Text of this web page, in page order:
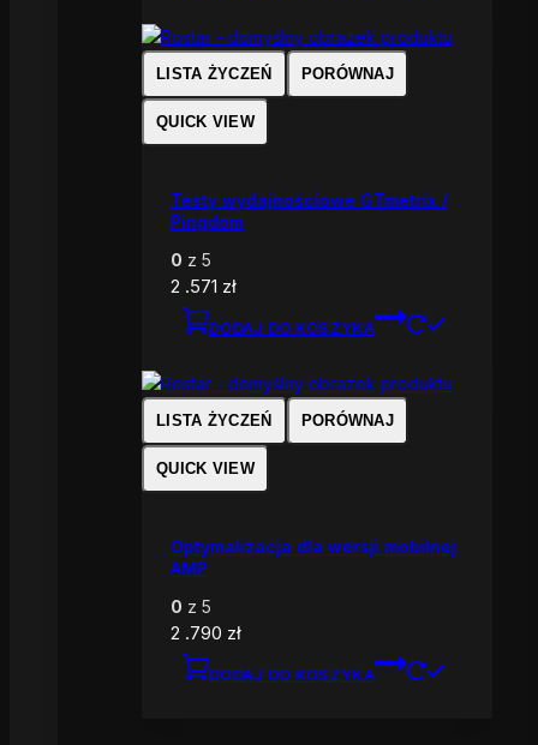
LISTA ŻYCZEŃ PORÓWNAJ
QUICK VIEW
Testy wydajnościowe GTmetrix /
Pingdom
0 z 5
2 .571 zł
DODAJ DO KOSZYKA
LISTA ŻYCZEŃ PORÓWNAJ
QUICK VIEW
Optymalizacja dla wersji mobilnej
AMP
0 z 5
2 .790 zł
DODAJ DO KOSZYKA